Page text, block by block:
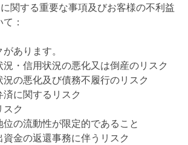
関する重要な事項及びお客様の不利益
：
あります。
況・信用状況の悪化又は倒産のリスク
況の悪化及び債務不履行のリスク
済に関するリスク
スク
位の流動性が限定的であること
資金の返還事務に伴うリスク